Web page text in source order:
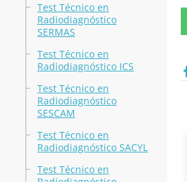
Test Técnico en
Radiodiagnóstico
SERMAS
Test Técnico en
Radiodiagnóstico ICS
Test Técnico en
Radiodiagnóstico
SESCAM
Test Técnico en
Radiodiagnóstico SACYL
Test Técnico en